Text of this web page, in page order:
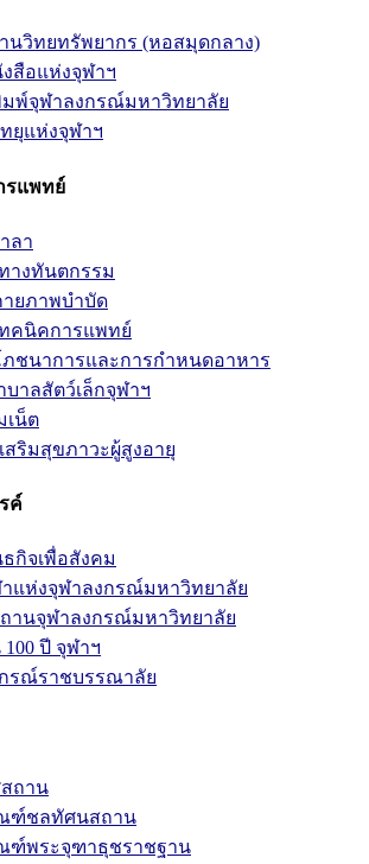
นวิทยทรัพยากร (หอสมุดกลาง)
สือแห่งจุฬาฯ
พ์จุฬาลงกรณ์มหาวิทยาลัย
ยุแห่งจุฬาฯ
รแพทย์
ลา
างทันตกรรม
ยภาพบำบัด
คนิคการแพทย์
ชนาการและการกำหนดอาหาร
บาลสัตว์เล็กจุฬาฯ
เน็ต
สริมสุขภาวะผู้สูงอายุ
ค์
กิจเพื่อสังคม
แห่งจุฬาลงกรณ์มหาวิทยาลัย
านจุฬาลงกรณ์มหาวิทยาลัย
ปี จุฬาฯ
รณ์ราชบรรณาลัย
ถาน
ฑ์ชลทัศนสถาน
พระจุฑาธุชราชฐาน